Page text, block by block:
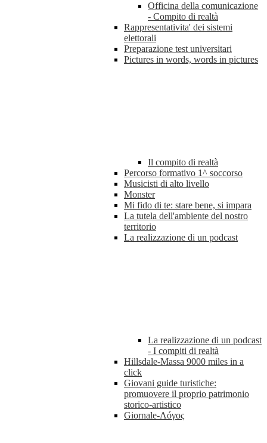
Officina della comunicazione
- Compito di realtà
Rappresentativita' dei sistemi
elettorali
Preparazione test universitari
Pictures in words, words in pictures
Il compito di realtà
Percorso formativo 1^ soccorso
Musicisti di alto livello
Monster
Mi fido di te: stare bene, si impara
La tutela dell'ambiente del nostro
territorio
La realizzazione di un podcast
La realizzazione di un podcast
- I compiti di realtà
Hillsdale-Massa 9000 miles in a
click
Giovani guide turistiche:
promuovere il proprio patrimonio
storico-artistico
Giornale-Λóγος